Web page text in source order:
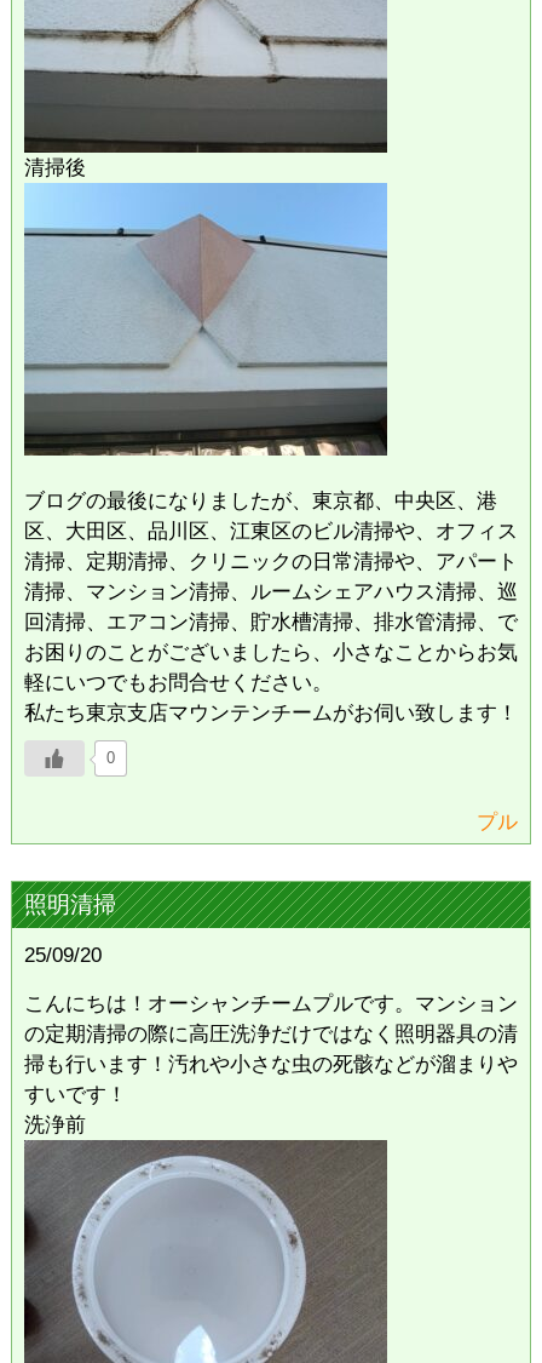
清掃後
ブログの最後になりましたが、東京都、中央区、港
区、大田区、品川区、江東区のビル清掃や、オフィス
清掃、定期清掃、クリニックの日常清掃や、アパート
清掃、マンション清掃、ルームシェアハウス清掃、巡
回清掃、エアコン清掃、貯水槽清掃、排水管清掃、で
お困りのことがございましたら、小さなことからお気
軽にいつでもお問合せください。
私たち東京支店マウンテンチームがお伺い致します！
0
プル
照明清掃
25/09/20
こんにちは！オーシャンチームプルです。マンション
の定期清掃の際に高圧洗浄だけではなく照明器具の清
掃も行います！汚れや小さな虫の死骸などが溜まりや
すいです！
洗浄前